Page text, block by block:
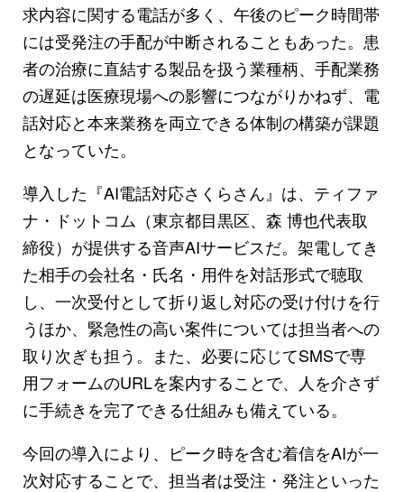
求内容に関する電話が多く、午後のピーク時間帯
には受発注の手配が中断されることもあった。患
者の治療に直結する製品を扱う業種柄、手配業務
の遅延は医療現場への影響につながりかねず、電
話対応と本来業務を両立できる体制の構築が課題
となっていた。
導入した『AI電話対応さくらさん』は、ティファ
ナ・ドットコム（東京都目黒区、森 博也代表取
締役）が提供する音声AIサービスだ。架電してき
た相手の会社名・氏名・用件を対話形式で聴取
し、一次受付として折り返し対応の受け付けを行
うほか、緊急性の高い案件については担当者への
取り次ぎも担う。また、必要に応じてSMSで専
用フォームのURLを案内することで、人を介さず
に手続きを完了できる仕組みも備えている。
今回の導入により、ピーク時を含む着信をAIが一
次対応することで、担当者は受注・発注といった